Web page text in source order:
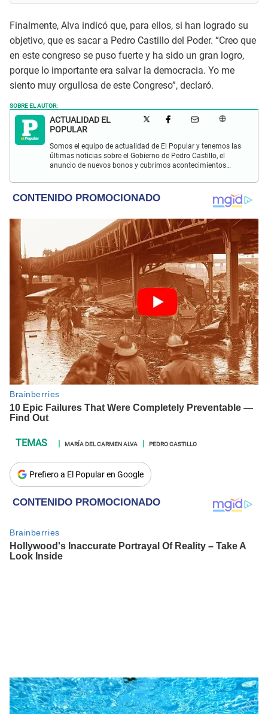
Finalmente, Alva indicó que, para ellos, si han logrado su
objetivo, que es sacar a Pedro Castillo del Poder. “Creo que
en este congreso se puso fuerte y ha sido un gran logro,
porque lo importante era salvar la democracia. Yo me
siento muy orgullosa de este Congreso”, declaró.
SOBRE EL AUTOR:
ACTUALIDAD EL
POPULAR
Somos el equipo de actualidad de El Popular y tenemos las
últimas noticias sobre el Gobierno de Pedro Castillo, el
anuncio de nuevos bonos y cubrimos acontecimientos
MARÍA DEL CARMEN ALVA PEDRO CASTILLO
Prefiero a El Popular en Google